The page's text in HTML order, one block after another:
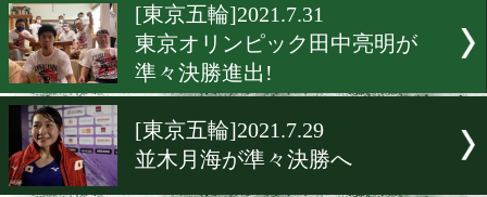
[東京五輪]2021.8.1
並木月海が準決勝進出!銅
以上決定
[東京五輪]2021.7.31